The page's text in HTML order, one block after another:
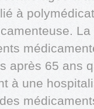
à
après 65 ans
à une